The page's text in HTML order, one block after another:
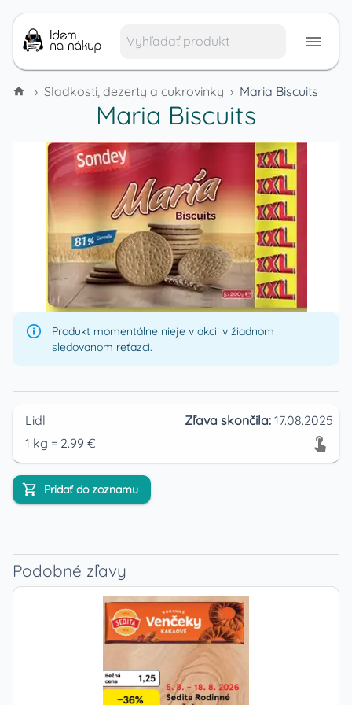
› Sladkosti, dezerty a cukrovinky › Maria Biscuits
Maria Biscuits
Produkt momentálne nieje v akcii v žiadnom
sledovanom reťazci.
Lidl Zľava skončila: 17.08.2025
1 kg = 2.99 €
Pridať do zoznamu
Podobné zľavy